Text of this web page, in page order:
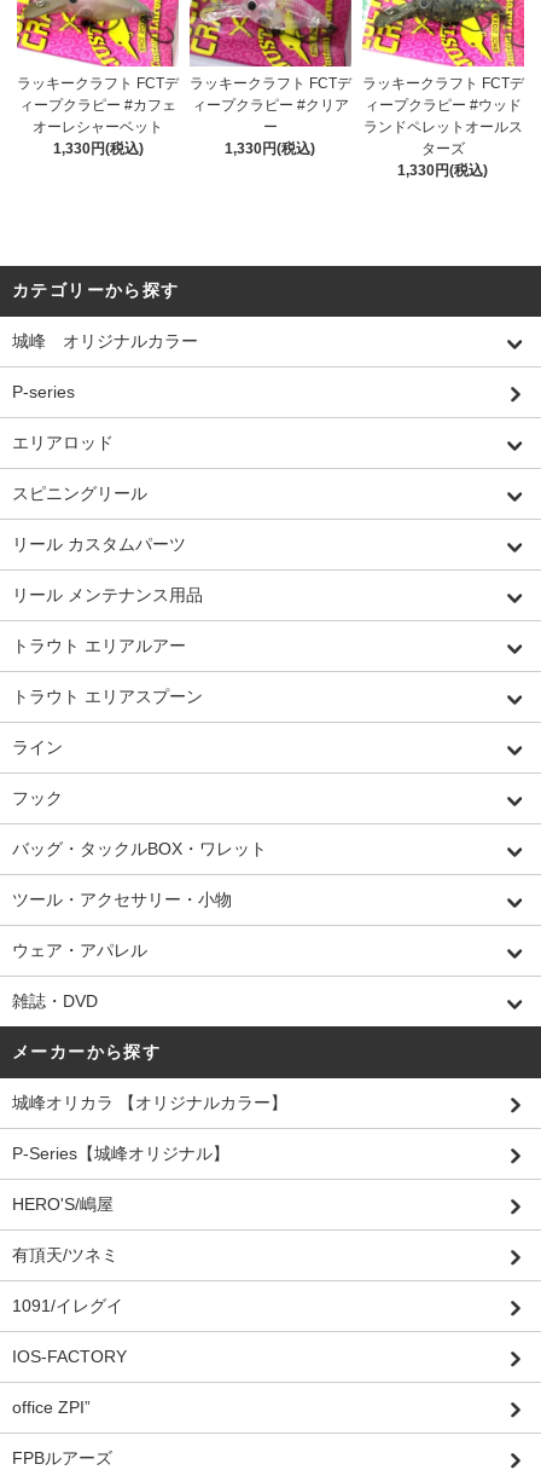
ラッキークラフト FCTデ
ィープクラピー #カフェ
オーレシャーベット
1,330円(税込)
ラッキークラフト FCTデ
ィープクラピー #クリア
ー
1,330円(税込)
ラッキークラフト FCTデ
ィープクラピー #ウッド
ランドペレットオールス
ターズ
1,330円(税込)
カテゴリーから探す
城峰 オリジナルカラー
P-series
エリアロッド
スピニングリール
リール カスタムパーツ
リール メンテナンス用品
トラウト エリアルアー
トラウト エリアスプーン
ライン
フック
バッグ・タックルBOX・ワレット
ツール・アクセサリー・小物
ウェア・アパレル
雑誌・DVD
メーカーから探す
城峰オリカラ 【オリジナルカラー】
P-Series【城峰オリジナル】
HERO'S/嶋屋
有頂天/ツネミ
1091/イレグイ
IOS-FACTORY
office ZPI”
FPBルアーズ